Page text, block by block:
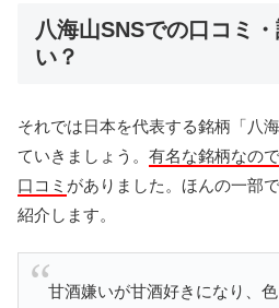
八海山SNSでの口コミ
い？
それでは日本を代表する銘柄「八
ていきましょう。 有名な銘柄なの
口コミ がありました。ほんの一部
紹介します。
甘酒嫌いが甘酒好きになり、色